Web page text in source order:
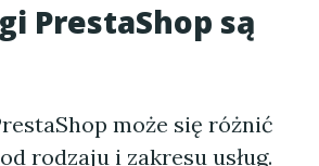
PrestaShop są
może się różnić
rodzaju i zakresu usług.